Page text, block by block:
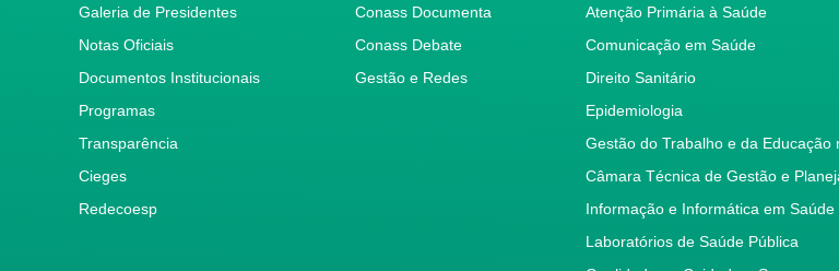
Galeria de Presidentes
Notas Oficiais
Documentos Institucionais
Programas
Transparência
Cieges
Redecoesp
Conass Documenta
Conass Debate
Gestão e Redes
Atenção Primária à Saúde
Comunicação em Saúde
Direito Sanitário
Epidemiologia
Gestão do Trabalho e da Educação
Câmara Técnica de Gestão e
Informação e Informática em Saúde
Laboratórios de Saúde Pública